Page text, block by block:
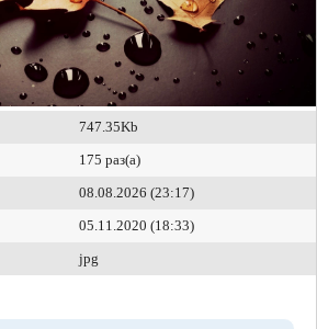
747.35Kb
175 раз(а)
08.08.2026 (23:17)
05.11.2020 (18:33)
jpg